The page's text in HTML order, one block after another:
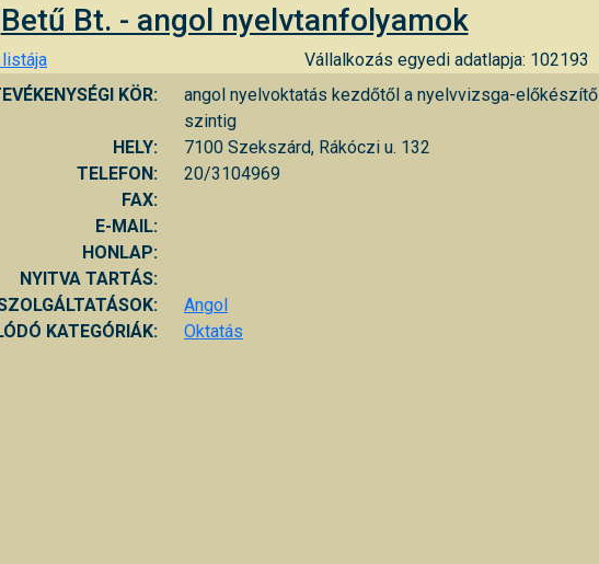
Betű Bt. - angol nyelvtanfolyamok
Vállalkozás egyedi adatlapja: 102193
KÖR:
angol nyelvoktatás kezdőtől a nyelvvizsga-előkészítő
szintig
HELY:
7100 Szekszárd, Rákóczi u. 132
TELEFON:
20/3104969
FAX:
E-MAIL:
HONLAP:
NYITVA TARTÁS:
Angol
KATEGÓRIÁK:
Oktatás